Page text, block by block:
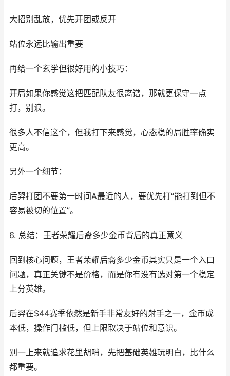
大招别乱放，优先开团或反开
站位永远比输出重要
再给一个玄学但很好用的小技巧：
开局如果你感觉这把匹配队友很离谱，那就更保守一点
打，别浪。
很多人不信这个，但我打下来感觉，心态稳的局胜率确实
更高。
另外一个细节：
后羿打团不要第一时间A最近的人，要优先打“能打到但不
容易被切的位置”。
6. 总结：王者荣耀后裔多少金币背后的真正意义
回到核心问题，王者荣耀后裔多少金币其实只是一个入口
问题，真正关键不是价格，而是你有没有选对第一个稳定
上分英雄。
后羿在S44赛季依然是新手非常友好的射手之一，金币成
本低，操作门槛低，但上限取决于站位和意识。
别一上来就追求花里胡哨，先把基础英雄玩明白，比什么
都重要。